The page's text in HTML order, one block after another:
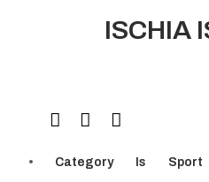
ISCHIA
Category Is Sport